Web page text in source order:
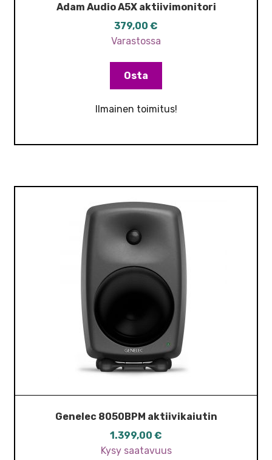
Adam Audio A5X aktiivimonitori
379,00 €
Varastossa
Osta
Ilmainen toimitus!
Genelec 8050BPM aktiivikaiutin
1.399,00 €
Kysy saatavuus